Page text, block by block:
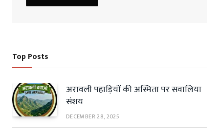
Top Posts
अरावली पहाड़ियों की अस्मिता पर सवालिया
संशय
DECEMBER 28, 2025